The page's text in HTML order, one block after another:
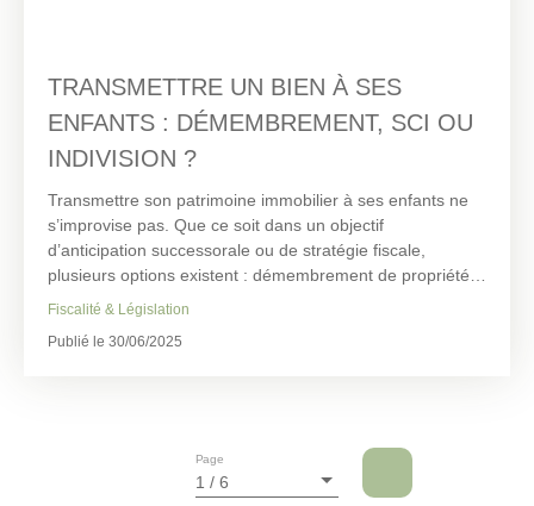
TRANSMETTRE UN BIEN À SES
ENFANTS : DÉMEMBREMENT, SCI OU
INDIVISION ?
Transmettre son patrimoine immobilier à ses enfants ne
s’improvise pas. Que ce soit dans un objectif
d’anticipation successorale ou de stratégie fiscale,
plusieurs options existent : démembrement de propriété,
création de SCI familiale ou mise en indivision. Chacune
et des implications différentes selon votre situation
souhaitent préparer l’avenir, IPC Immobilière du Pays des
Châteaux accompagne depuis plus de 10 ans des projets
de transmission, toujours en lien avec des notaires et des
Fiscalité & Législation
Publié le 30/06/2025
1 / 6
Page